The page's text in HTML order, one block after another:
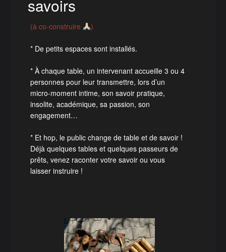
savoirs
(à co-construire )
* De petits espaces sont installés.
* À chaque table, un intervenant accueille 3 ou 4
personnes pour leur transmettre, lors d’un
micro-moment intime, son savoir pratique,
insolite, académique, sa passion, son
engagement…
* Et hop, le public change de table et de savoir !
Déjà quelques tables et quelques passeurs de
prêts, venez raconter votre savoir ou vous
laisser instruire !